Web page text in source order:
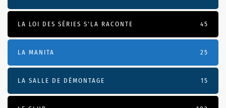
LA LOI DES SÉRIES S'LA RACONTE 45
LA MANITA 25
LA SALLE DE DÉMONTAGE 15